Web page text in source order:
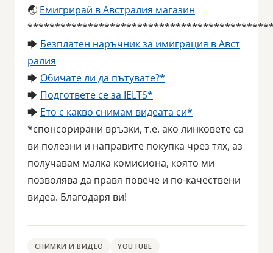
🌏 Емигрирай в Австралия магазин
🡆 Безплатен наръчник за имиграция в Авст
ралия
🡆 Обичате ли да пътувате?*
🡆 Подгответе се за IELTS*
🡆 Ето с какво снимам видеата си*
*спонсорирани връзки, т.е. ако линковете са
ви полезни и направите покупка чрез тях, аз
получавам малка комисиона, която ми
позволява да правя повече и по-качествени
видеа. Благодаря ви!
СНИМКИ И ВИДЕО YOUTUBE